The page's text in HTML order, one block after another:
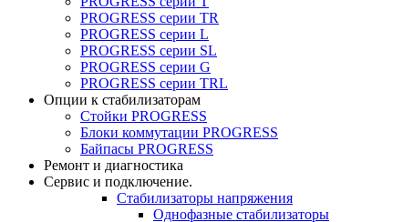
PROGRESS серии ТR
PROGRESS серии L
PROGRESS серии SL
PROGRESS серии G
PROGRESS серии TRL
Опции к стабилизаторам
Стойки PROGRESS
Блоки коммутации PROGRESS
Байпасы PROGRESS
Ремонт и диагностика
Сервис и подключение.
Стабилизаторы напряжения
Однофазные стабилизаторы